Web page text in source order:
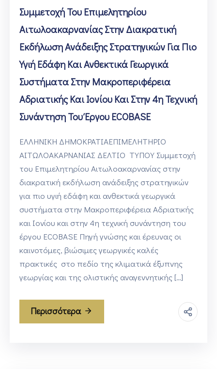
Συμμετοχή Του Επιμελητηρίου
Αιτωλοακαρνανίας Στην Διακρατική
Εκδήλωση Ανάδειξης Στρατηγικών Για Πιο
Υγιή Εδάφη Και Ανθεκτικά Γεωργικά
Συστήματα Στην Μακροπεριφέρεια
Αδριατικής Και Ιονίου Και Στην 4η Τεχνική
Συνάντηση Του Έργου ECOBASE
ΕΛΛΗΝΙΚΗ ΔΗΜΟΚΡΑΤΙΑΕΠΙΜΕΛΗΤΗΡΙΟ
ΑΙΤΩΛΟΑΚΑΡΝΑΝΙΑΣ ΔΕΛΤΙΟ ΤΥΠΟΥ Συμμετοχή
του Επιμελητηρίου Αιτωλοακαρνανίας στην
διακρατική εκδήλωση ανάδειξης στρατηγικών
για πιο υγιή εδάφη και ανθεκτικά γεωργικά
συστήματα στην Μακροπεριφέρεια Αδριατικής
και Ιονίου και στην 4η τεχνική συνάντηση του
έργου ECOBASE Πηγή γνώσης και έρευνας οι
καινοτόμες, βιώσιμες γεωργικές καλές
πρακτικές στο πεδίο της κλιματικά έξυπνης
γεωργίας και της ολιστικής αναγεννητικής […]
Περισσότερα